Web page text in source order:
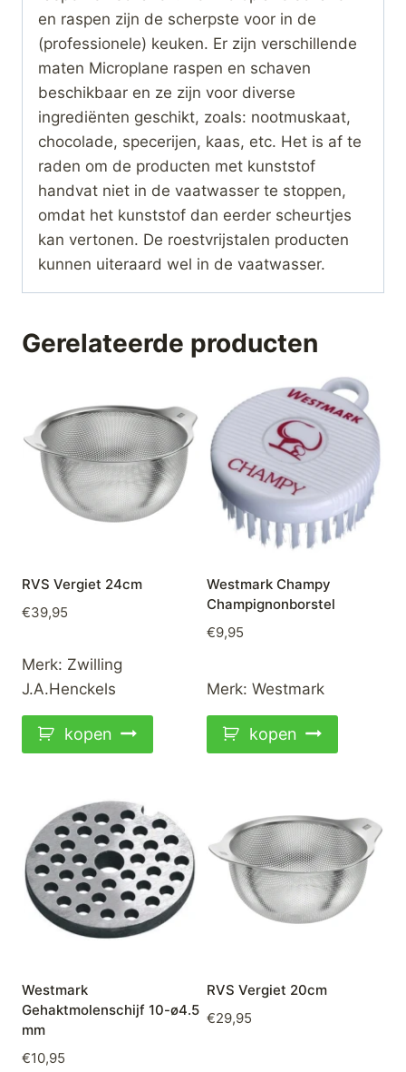
en raspen zijn de scherpste voor in de
(professionele) keuken. Er zijn verschillende
maten Microplane raspen en schaven
beschikbaar en ze zijn voor diverse
ingrediënten geschikt, zoals: nootmuskaat,
chocolade, specerijen, kaas, etc. Het is af te
raden om de producten met kunststof
handvat niet in de vaatwasser te stoppen,
omdat het kunststof dan eerder scheurtjes
kan vertonen. De roestvrijstalen producten
kunnen uiteraard wel in de vaatwasser.
Gerelateerde producten
RVS Vergiet 24cm
€39,95
Merk: Zwilling
J.A.Henckels
kopen
Westmark Champy
Champignonborstel
€9,95
Merk: Westmark
kopen
Westmark
Gehaktmolenschijf 10-ø4.5
mm
€10,95
RVS Vergiet 20cm
€29,95